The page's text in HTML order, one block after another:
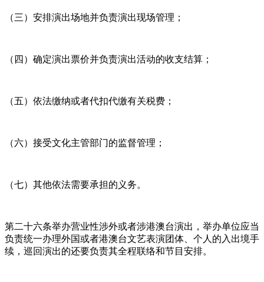
（三）安排演出场地并负责演出现场管理；
（四）确定演出票价并负责演出活动的收支结算；
（五）依法缴纳或者代扣代缴有关税费；
（六）接受文化主管部门的监督管理；
（七）其他依法需要承担的义务。
第二十六条举办营业性涉外或者涉港澳台演出，举办单位应当
负责统一办理外国或者港澳台文艺表演团体、个人的入出境手
续，巡回演出的还要负责其全程联络和节目安排。